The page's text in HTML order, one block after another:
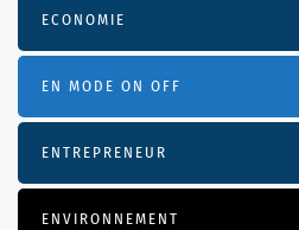
ECONOMIE
EN MODE ON OFF
ENTREPRENEUR
ENVIRONNEMENT